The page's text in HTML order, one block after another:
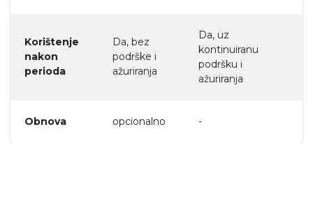
Korištenje
nakon
perioda
Da, bez
podrške i
ažuriranja
Da, uz
kontinuiranu
podršku i
ažuriranja
Obnova opcionalno -